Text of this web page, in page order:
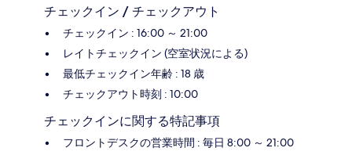
チェックイン / チェックアウト
チェックイン : 16:00 ～ 21:00
レイトチェックイン (空室状況による)
最低チェックイン年齢 : 18 歳
チェックアウト時刻 : 10:00
チェックインに関する特記事項
フロントデスクの営業時間 : 毎日 8:00 ～ 21:00